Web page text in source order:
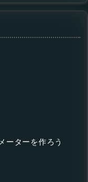
ーターを作ろう